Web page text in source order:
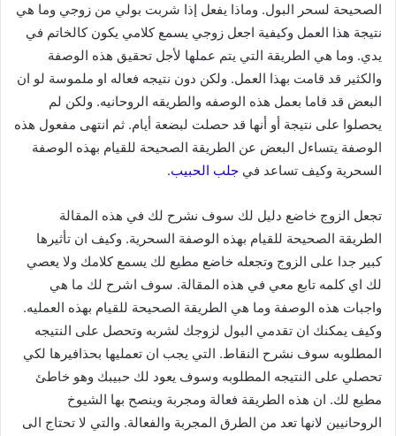
الصحيحة لسحر البول. وماذا يفعل إذا شربت بولي من زوجي وما هي
نتيجة هذا العمل وكيفية اجعل زوجي يسمع كلامي يكون كالخاتم في
يدي. وما هي الطريقة التي يتم عملها لأجل تحقيق هذه الوصفة
والكثير قد قامت بهذا العمل. ولكن دون نتيجه فعاله او ملموسة لو ان
البعض قد قاما بعمل هذه الوصفه والطريقه الروحانيه. ولكن لم
يحصلوا على نتيجة أو أنها قد حصلت لبضعة أيام. ثم انتهى مفعول هذه
الوصفة يتساءل البعض عن الطريقة الصحيحة للقيام بهذه الوصفة
السحرية وكيف تساعد في جلب الحبيب.
تجعل الزوج خاضع دليل لك سوف نشرح لك في هذه المقالة
الطريقة الصحيحة للقيام بهذه الوصفة السحرية. وكيف ان تأثيرها
كبير جدا على الزوج وتجعله خاضع مطيع لك يسمع كلامك ولا يعصي
لك اي كلمه تابع معي في هذه المقالة. سوف اشرح لك ما هي
واجبات هذه الوصفة وما هي الطريقة الصحيحة للقيام بهذه العمليه.
وكيف يمكنك ان تقدمي البول لزوجك لشربه وتحصل على النتيجه
المطلوبه سوف نشرح النقاط. التي يجب ان تعمليها بحذافيرها لكي
تحصلي على النتيجه المطلوبه وسوف يعود لك حبيبك وهو خاطئ
مطيع لك. ان هذه الطريقة فعالة ومجربة وينصح بها الشيوخ
الروحانيين لانها تعد من الطرق المجربة والفعالة. والتي لا تحتاج الى